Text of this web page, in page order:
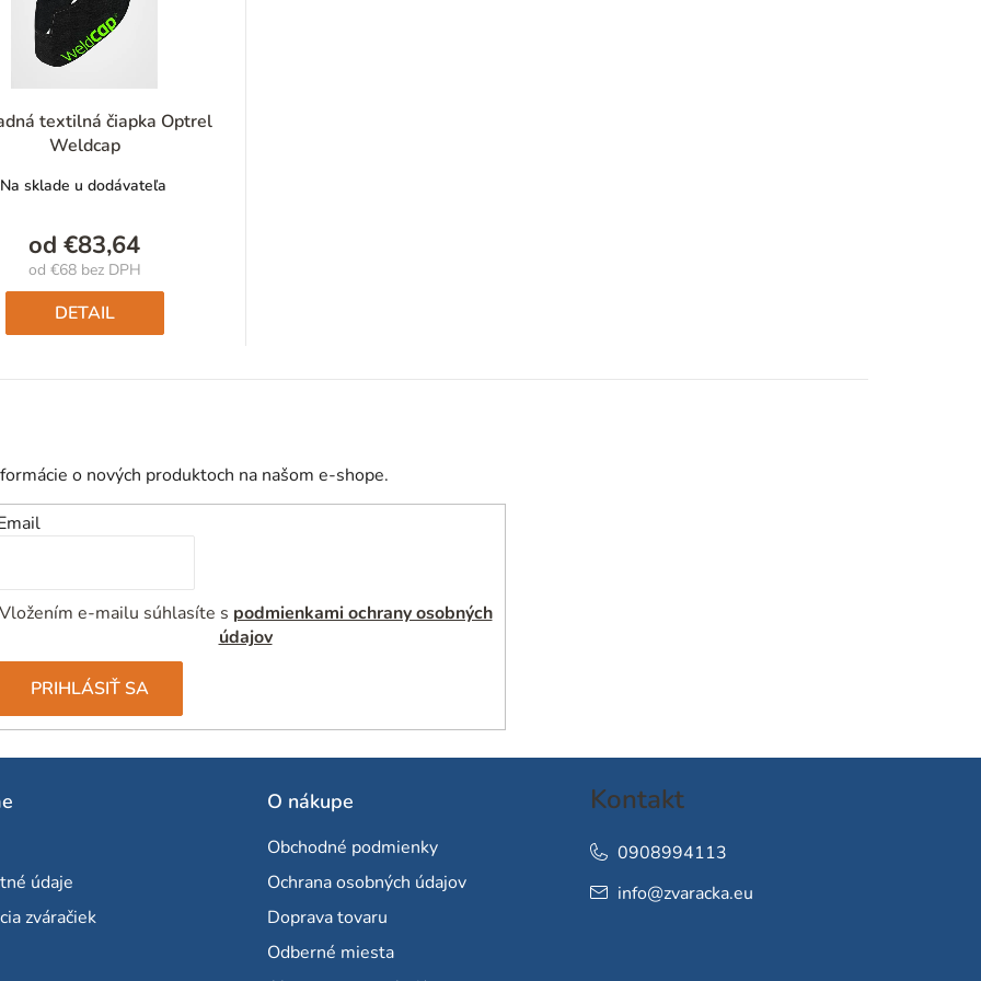
textilná čiapka Optrel
Weldcap
Na sklade u dodávateľa
od €83,64
od €68bez DPH
Jednotková
cena:
DETAIL
o nových produktoch na našom e-shope.
Vložením e-mailu súhlasíte s podmienkami ochrany osobných
údajov
PRIHLÁSIŤ SA
údaje
zváračiek
O nákupe
Obchodné podmienky
Ochrana osobných údajov
Doprava tovaru
Odberné miesta
Kontakt
info@zvaracka.eu
0908994113